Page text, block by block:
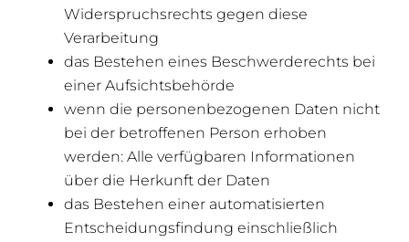
Widerspruchsrechts gegen diese
Verarbeitung
das Bestehen eines Beschwerderechts bei
einer Aufsichtsbehörde
wenn die personenbezogenen Daten nicht
bei der betroffenen Person erhoben
werden: Alle verfügbaren Informationen
über die Herkunft der Daten
das Bestehen einer automatisierten
Entscheidungsfindung einschließlich